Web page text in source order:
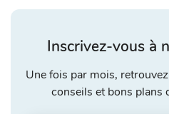
Inscrivez-vous à
Une fois par mois,
conseils et bons plans